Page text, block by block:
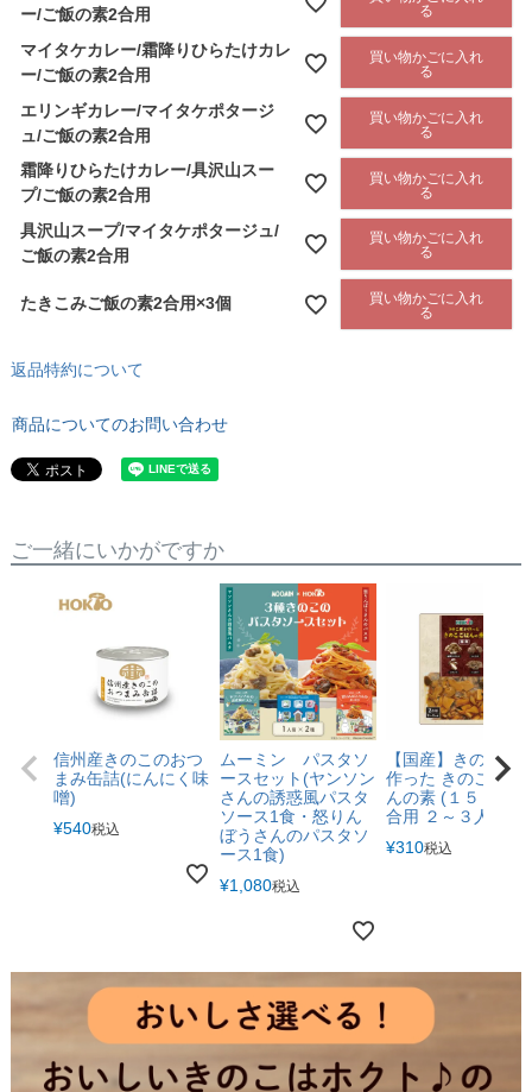
ー/ご飯の素2合用
る
マイタケカレー/霜降りひらたけカレ
ー/ご飯の素2合用
買い物かごに入れ
る
エリンギカレー/マイタケポタージ
ュ/ご飯の素2合用
買い物かごに入れ
る
霜降りひらたけカレー/具沢山スー
プ/ご飯の素2合用
買い物かごに入れ
る
具沢山スープ/マイタケポタージュ/
ご飯の素2合用
買い物かごに入れ
る
たきこみご飯の素2合用×3個
買い物かごに入れ
る
返品特約について
商品についてのお問い合わせ
ご一緒にいかがですか
信州産きのこのおつ
まみ缶詰(にんにく味
噌)
¥540税込
ムーミン パスタソ
ースセット(ヤンソン
さんの誘惑風パスタ
ソース1食・怒りん
ぼうさんのパスタソ
ース1食)
¥1,080税込
【国産】きのこ屋
作った きのこ ごは
んの素 (１５０g ２
合用 ２～３人前)
¥310税込